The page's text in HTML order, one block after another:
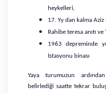
heykelleri,
17. Yy dan kalma Aziz
Rahibe teresa anıtı ve
1963 depreminde
İstasyonu binası
Yaya turumuzun
belirlediği saatte tekrar